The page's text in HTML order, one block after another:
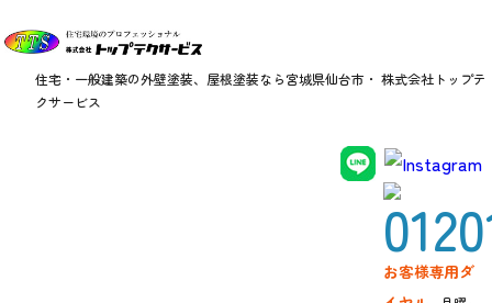
住宅・一般建築の外壁塗装、屋根塗装なら宮城県仙台市・ 株式会社トップテ
クサービス
お客様専用ダ
住宅塗装・リフォ
お見積り、